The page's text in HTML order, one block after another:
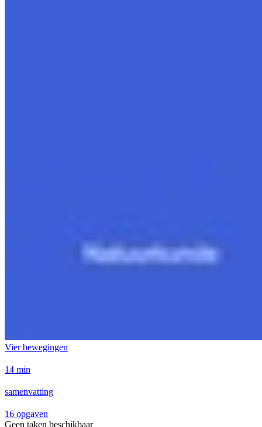
Vier bewegingen
14 min
samenvatting
16 opgaven
Geen taken beschikbaar